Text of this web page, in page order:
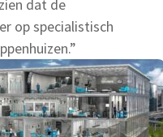
dat de
op specialistisch